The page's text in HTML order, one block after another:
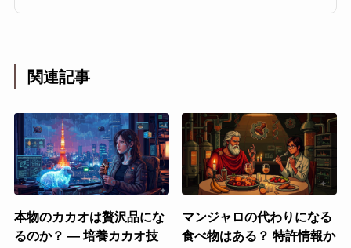
関連記事
本物のカカオは贅沢品にな
るのか？ ― 培養カカオ技
マンジャロの代わりになる
食べ物はある？ 特許情報か